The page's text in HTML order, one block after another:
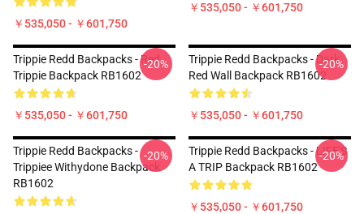
￥535,050 - ￥601,750
￥535,050 - ￥601,750
Trippie Redd Backpacks - Red
Trippie Backpack RB1602
￥535,050 - ￥601,750
-20%
Trippie Redd Backpacks - Dark
Red Wall Backpack RB1602
￥535,050 - ￥601,750
-20%
Trippie Redd Backpacks -
Trippiee Withydone Backpack
RB1602
-20%
Trippie Redd Backpacks - LIFE'S
A TRIP Backpack RB1602
￥535,050 - ￥601,750
-20%